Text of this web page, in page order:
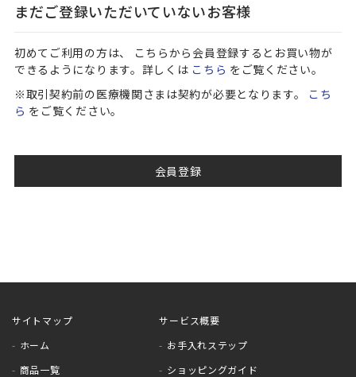
まだご登録いただいていないお客様
初めてご利用の方は、 こちらから会員登録するとお買い物が
できるようになります。詳しくは こちら をご覧ください。
※取引契約前の医療機関さまは契約が必要となります。 こち
ら をご覧ください。
会員登録
サイトマップ
ホーム
商品一覧
サービス概要
お手入れステップ
ショッピングガイド